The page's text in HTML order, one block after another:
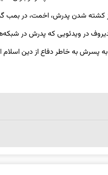
بمب گذاری سال ۲۰۰۴ توسط شورشیان که او را به عنوان یک خائن
پسرش به خاطر دفاع از دین اسلام